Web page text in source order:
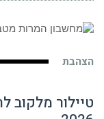
הצהבת
טיילור מלקוב